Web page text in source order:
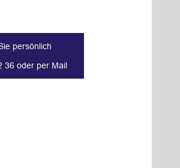
persönlich
36 oder per Mail